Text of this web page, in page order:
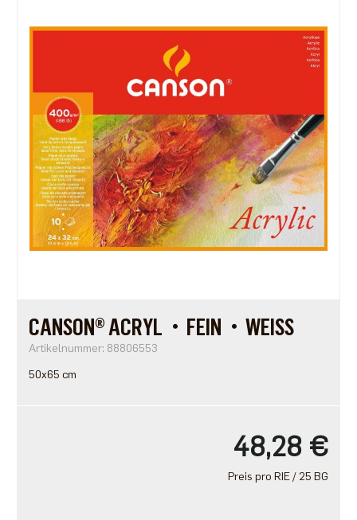
CANSON® ACRYL・FEIN・WEISS
Artikelnummer: 88806553
50x65 cm
48,28 €
Preis pro RIE / 25 BG